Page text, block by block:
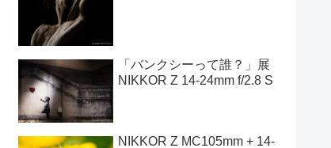
「バンクシーって誰？」展
NIKKOR Z 14-24mm f/2.8 S
NIKKOR Z MC105mm + 14-